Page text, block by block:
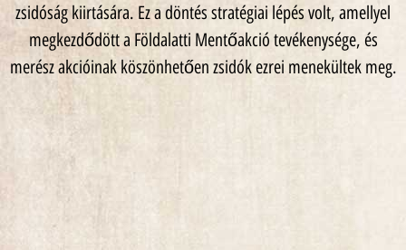
zsidóság kiirtására. Ez a döntés stratégiai lépés volt, amellyel
megkezdődött a Földalatti Mentőakció tevékenysége, és
merész akcióinak köszönhetően zsidók ezrei menekültek meg.